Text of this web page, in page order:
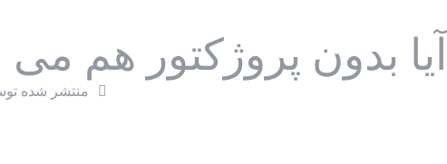
آیا بدون پروژکتور هم
منتشر شده